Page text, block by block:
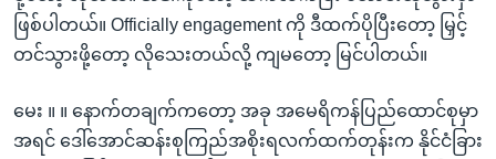
ဖြစ်ပါတယ်။ Officially engagement ကို ဒီထက်ပိုပြီးတော့ မြှင့်
တင်သွားဖို့တော့ လိုသေးတယ်လို့ ကျမတော့ မြင်ပါတယ်။
မေး ။ ။ နောက်တချက်က‌တော့ အခု အ‌မေရိကန်ပြည်ထောင်စုမှာ
အရင် ‌ဒေါ်‌အောင်ဆန်းစုကြည်အစိုးရလက်ထက်တုန်းက နိုင်ငံခြား